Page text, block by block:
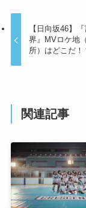
【日向坂46】
界』MVロケ地
所）はどこだ！
関連記事